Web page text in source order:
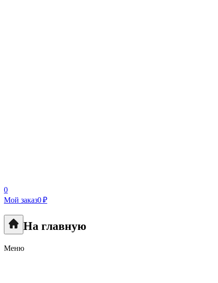
0
Мой заказ0 ₽
На главную
Меню